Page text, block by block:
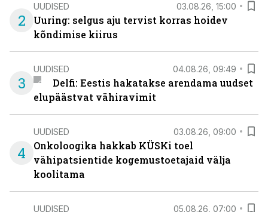
2
UUDISED 03.08.26, 15:00
Uuring: selgus aju tervist korras hoidev
kõndimise kiirus
3
UUDISED 04.08.26, 09:49
Delfi: Eestis hakatakse arendama uudset
elupäästvat vähiravimit
4
UUDISED 03.08.26, 09:00
Onkoloogika hakkab KÜSKi toel
vähipatsientide kogemustoetajaid välja
koolitama
UUDISED 05.08.26, 07:00